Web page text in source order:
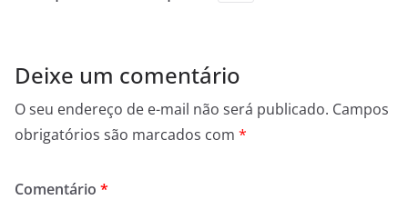
Deixe um comentário
O seu endereço de e-mail não será publicado. Campos
obrigatórios são marcados com *
Comentário *